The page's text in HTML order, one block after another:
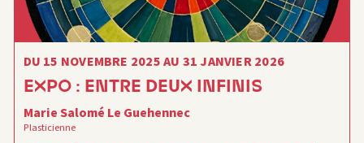
DU 15 NOVEMBRE 2025 AU 31 JANVIER 2026
EXPO : ENTRE DEUX INFINIS
Marie Salomé Le Guehennec
Plasticienne